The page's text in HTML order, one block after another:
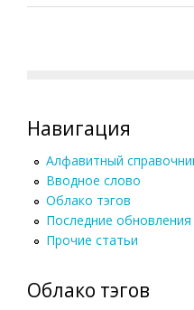
Навигация
Алфавитный
Вводное слово
Облако тэгов
Последние обновления
Прочие статьи
Облако тэгов